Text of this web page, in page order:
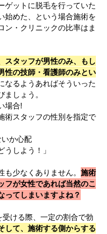
ゲットに脱毛を行っていた
始めた、という場合施術を
ン・クリニックの比率はま
スタッフが男性のみ、もし
性の技師・看護師のみとい
なるようあればそういった
しょう。
場合!
術スタッフの性別を指定で
か心配
うしよう！」
少なくありません。 施術
フが女性であれば当然のこ
ってしまいますよね？
ける際、一定の割合で勃
して、施術する側からする